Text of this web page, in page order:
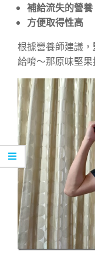
補給流失的營養
方便取得性高
根據營養師建議，
給唷～那原味堅果